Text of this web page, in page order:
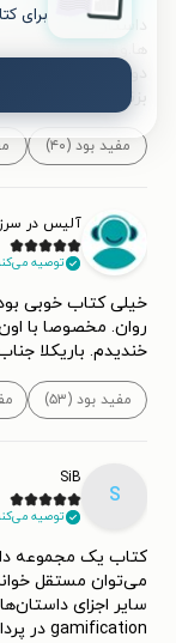
داستان های جالبی
دوستان اینه که
بزنن. در کل دوست
مفید بود (۴۰)
آلیس در
توصیه
خیلی کتاب خوبی
روان. مخصوصا با
خندیدم. باریکلا
مفید بود (۵۳)
S
SiB
توصیه
کتاب یک مجموعه
می‌توان مستقل
سایر اجزای
gamification در پردازش قصه‌ها استفاده کرده که
برای